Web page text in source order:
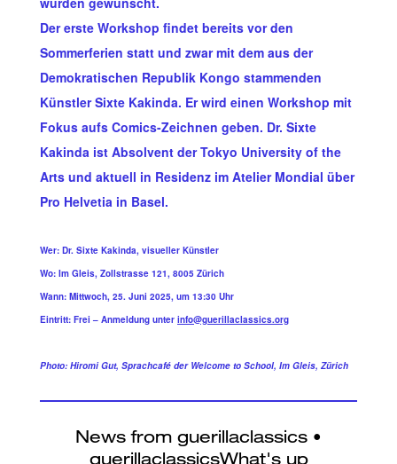
Der erste Workshop findet bereits vor den
Sommerferien statt und zwar mit dem aus der
Demokratischen Republik Kongo stammenden
Künstler Sixte Kakinda. Er wird einen Workshop mit
Fokus aufs Comics-Zeichnen geben. Dr. Sixte
Kakinda ist Absolvent der Tokyo University of the
Arts und aktuell in Residenz im Atelier Mondial über
Pro Helvetia in Basel.
Wer: Dr. Sixte Kakinda, visueller Künstler
Wo: Im Gleis, Zollstrasse 121, 8005 Zürich
Wann: Mittwoch, 25. Juni 2025, um 13:30 Uhr
Eintritt: Frei – Anmeldung unter info@guerillaclassics.org
Photo: Hiromi Gut, Sprachcafé der Welcome to School, Im Gleis, Zürich